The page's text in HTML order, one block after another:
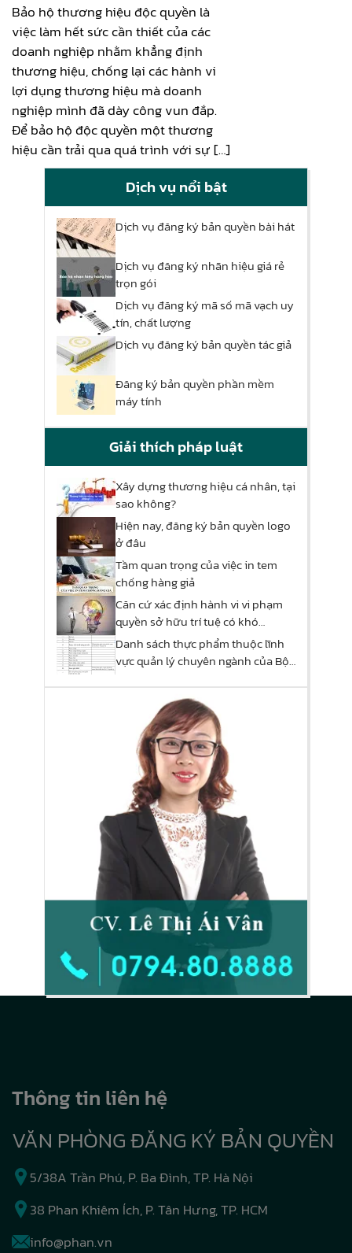
Bảo hộ thương hiệu độc quyền là
việc làm hết sức cần thiết của các
doanh nghiệp nhằm khẳng định
thương hiệu, chống lại các hành vi
lợi dụng thương hiệu mà doanh
nghiệp mình đã dày công vun đắp.
Để bảo hộ độc quyền một thương
hiệu cần trải qua quá trình với sự […]
Dịch vụ nổi bật
Dịch vụ đăng ký bản quyền bài hát
Dịch vụ đăng ký nhãn hiệu giá rẻ
trọn gói
Dịch vụ đăng ký mã số mã vạch uy
tín, chất lượng
Dịch vụ đăng ký bản quyền tác giả
Đăng ký bản quyền phần mềm
máy tính
Giải thích pháp luật
Xây dựng thương hiệu cá nhân, tại
sao không?
Hiện nay, đăng ký bản quyền logo
ở đâu
Tầm quan trọng của việc in tem
chống hàng giả
Căn cứ xác định hành vi vi phạm
quyền sở hữu trí tuệ có khó
không?
Danh sách thực phẩm thuộc lĩnh
vực quản lý chuyên ngành của Bộ
Thông tin liên hệ
VĂN PHÒNG ĐĂNG KÝ BẢN QUYỀN
5/38A Trần Phú, P. Ba Đình, TP. Hà Nội
38 Phan Khiêm Ích, P. Tân Hưng, TP. HCM
info@phan.vn